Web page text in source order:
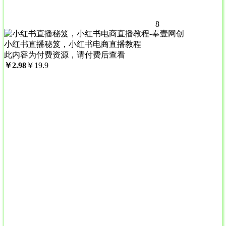
8
小红书直播秘笈，小红书电商直播教程
此内容为付费资源，请付费后查看
￥2.98 ￥ 19.9